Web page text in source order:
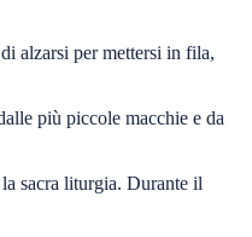
alzarsi per mettersi in fila,
più piccole macchie e da
sacra liturgia. Durante il